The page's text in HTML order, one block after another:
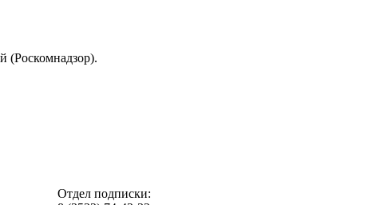
(Роскомнадзор).
Отдел подписки: